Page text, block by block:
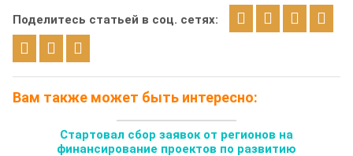
Поделитесь статьей в соц. сетях:
Вам также может быть интересно:
Стартовал сбор заявок от регионов на
финансирование проектов по развитию